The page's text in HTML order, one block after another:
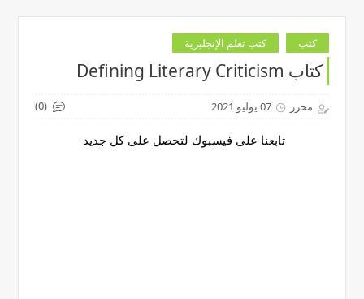
كتب كتب تعلم الإنجليزية
كتاب Defining Literary Criticism
محرر 07 يوليو 2021 (0)
تابعنا على فيسبوك لتحصل على كل جديد